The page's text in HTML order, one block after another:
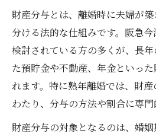
財産分与とは、離婚時に夫婦が
分ける法的な仕組みです。阪急
検討されている方の多くが、長
た預貯金や不動産、年金といっ
れます。特に熟年離婚では、財
わたり、分与の方法や割合に専門
財産分与の対象となるのは、婚